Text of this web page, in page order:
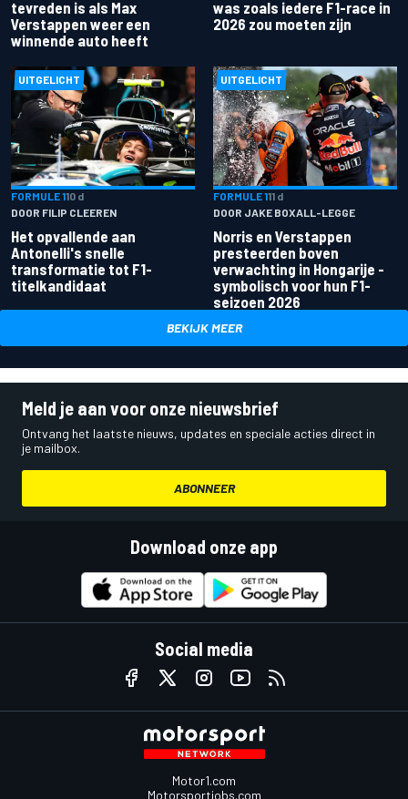
tevreden is als Max
Verstappen weer een
winnende auto heeft
was zoals iedere F1-race in
2026 zou moeten zijn
UITGELICHT
FORMULE 110 d
DOOR FILIP CLEEREN
Het opvallende aan
Antonelli's snelle
transformatie tot F1-
titelkandidaat
UITGELICHT
FORMULE 111 d
DOOR JAKE BOXALL-LEGGE
Norris en Verstappen
presteerden boven
verwachting in Hongarije -
symbolisch voor hun F1-
seizoen 2026
BEKIJK MEER
Meld je aan voor onze nieuwsbrief
Ontvang het laatste nieuws, updates en speciale acties direct in
je mailbox.
ABONNEER
Download onze app
Social media
Motor1.com
Motorsportjobs.com